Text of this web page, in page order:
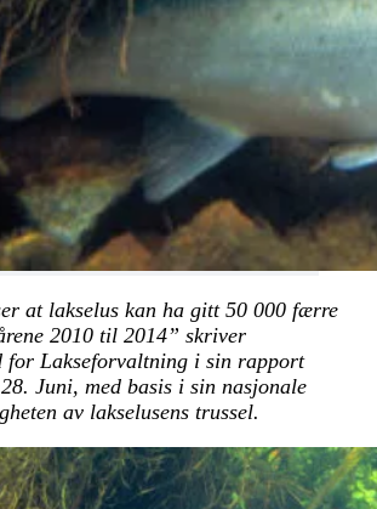
at lakselus kan ha gitt 50 000 færre
2010 til 2014” skriver
for Lakseforvaltning i sin rapport
Juni, med basis i sin nasjonale
av lakselusens trussel.